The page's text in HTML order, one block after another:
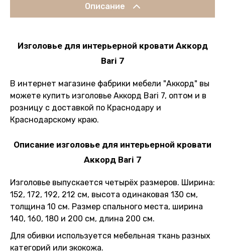
Описание
Изголовье для интерьерной кровати Аккорд
Bari 7
В интернет магазине фабрики мебели "Аккорд" вы
можете купить изголовье Аккорд Bari 7, оптом и в
розницу с доставкой по Краснодару и
Краснодарскому краю.
Описание изголовье для интерьерной кровати
Аккорд Bari 7
Изголовье выпускается четырёх размеров. Ширина:
152, 172, 192, 212 см, высота одинаковая 130 см,
толщина 10 см. Размер спального места, ширина
140, 160, 180 и 200 см, длина 200 см.
Для обивки используется мебельная ткань разных
категорий или экокожа.